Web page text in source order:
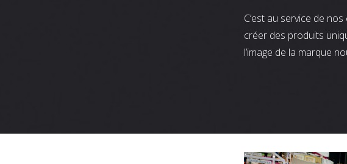
C’est au service de
créer des produits
l’image de la marque